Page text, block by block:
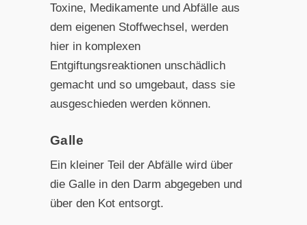
Toxine, Medikamente und Abfälle aus
dem eigenen Stoffwechsel, werden
hier in komplexen
Entgiftungsreaktionen unschädlich
gemacht und so umgebaut, dass sie
ausgeschieden werden können.
Galle
Ein kleiner Teil der Abfälle wird über
die Galle in den Darm abgegeben und
über den Kot entsorgt.